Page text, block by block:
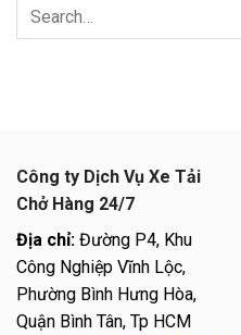
Công ty Dịch Vụ Xe Tải
Chở Hàng 24/7
Địa chỉ: Đường P4, Khu
Công Nghiệp Vĩnh Lộc,
Phường Bình Hưng Hòa,
Quận Bình Tân, Tp HCM